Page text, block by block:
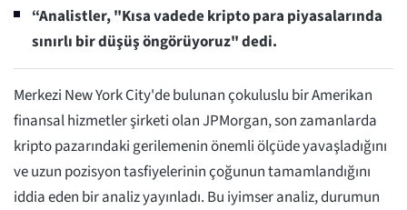
“Analistler, "Kısa vadede kripto para piyasalarında
sınırlı bir düşüş öngörüyoruz" dedi.
Merkezi New York City'de bulunan çokuluslu bir Amerikan
finansal hizmetler şirketi olan JPMorgan, son zamanlarda
kripto pazarındaki gerilemenin önemli ölçüde yavaşladığını
ve uzun pozisyon tasfiyelerinin çoğunun tamamlandığını
iddia eden bir analiz yayınladı. Bu iyimser analiz, durumun